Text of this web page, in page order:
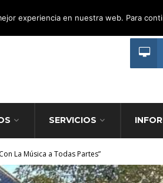
SERVICIOS
La Música a Todas Partes”
experiencia en nuestra web. Para